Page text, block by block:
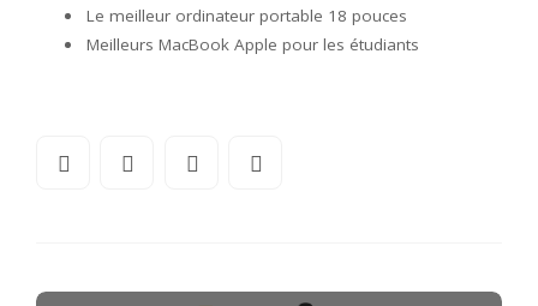
Le meilleur ordinateur portable 18 pouces
Meilleurs MacBook Apple pour les étudiants